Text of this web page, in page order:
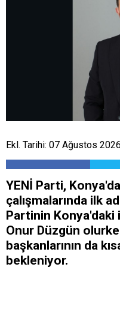
Ekl. Tarihi: 07 Ağustos
YENİ Parti,
çalışmalarında ilk
Partinin Konya'daki
Onur Düzgün
başkanlarının da
bekleniyor.